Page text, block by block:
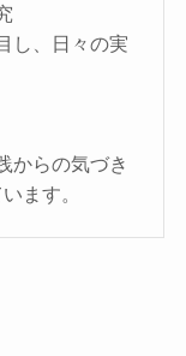
し、日々の実
からの気づき
ます。